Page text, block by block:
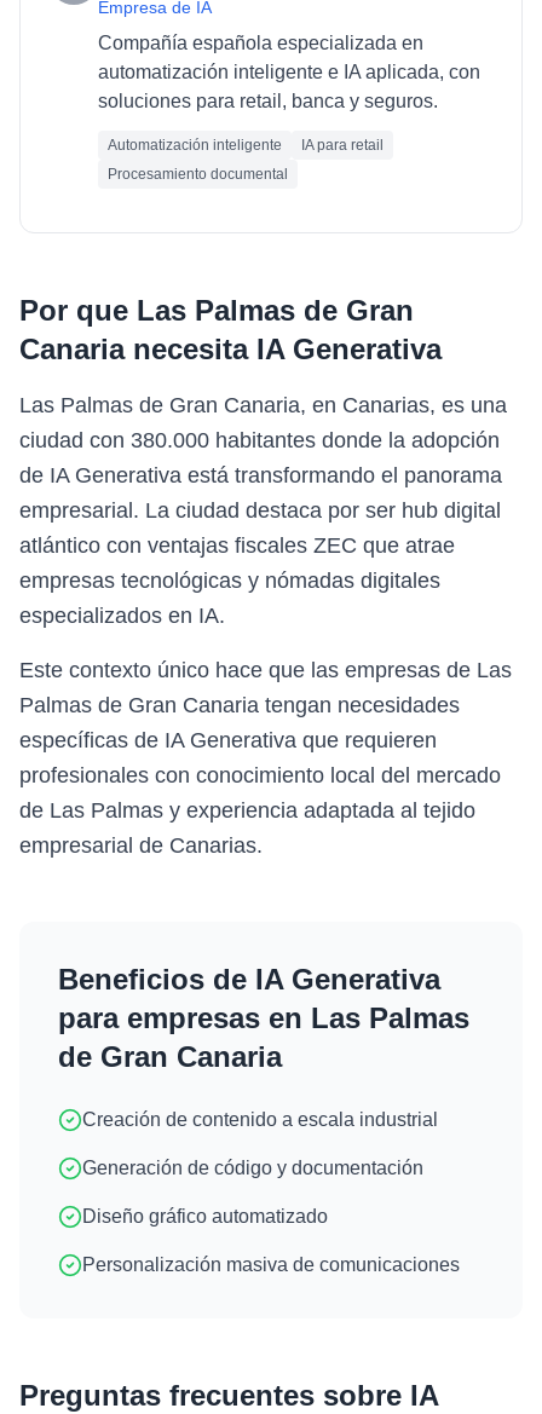
Empresa de IA
Compañía española especializada en
automatización inteligente e IA aplicada, con
soluciones para retail, banca y seguros.
Automatización inteligente
IA para retail
Procesamiento documental
Por que Las Palmas de Gran
Canarianecesita IA Generativa
Las Palmas de Gran Canaria, en Canarias, es una
ciudad con 380.000 habitantes donde la adopción
de IA Generativa está transformando el panorama
empresarial. La ciudad destaca por ser hub digital
atlántico con ventajas fiscales ZEC que atrae
empresas tecnológicas y nómadas digitales
especializados en IA.
Este contexto único hace que las empresas de Las
Palmas de Gran Canaria tengan necesidades
específicas de IA Generativa que requieren
profesionales con conocimiento local del mercado
de Las Palmas y experiencia adaptada al tejido
empresarial de Canarias.
Beneficios de IA Generativa
para empresas en Las Palmas
de Gran Canaria
Creación de contenido a escala industrial
Generación de código y documentación
Diseño gráfico automatizado
Personalización masiva de comunicaciones
Preguntas frecuentes sobre IA